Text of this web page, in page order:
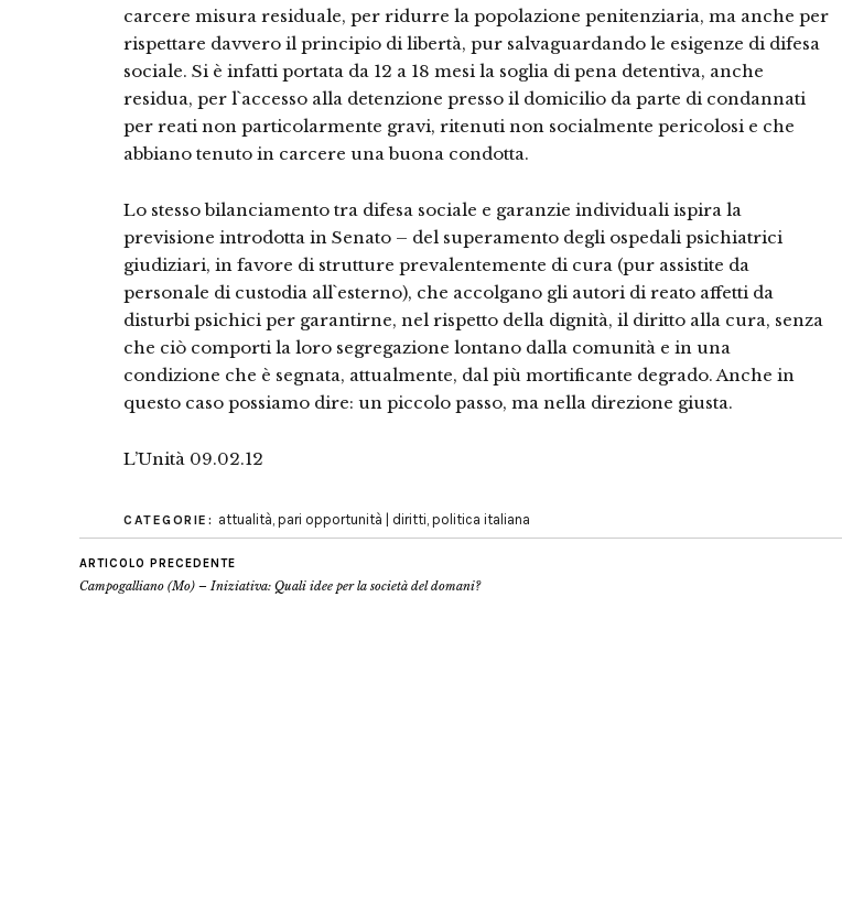
carcere misura residuale, per ridurre la popolazione penitenziaria, ma anche per
rispettare davvero il principio di libertà, pur salvaguardando le esigenze di difesa
sociale. Si è infatti portata da 12 a 18 mesi la soglia di pena detentiva, anche
residua, per l`accesso alla detenzione presso il domicilio da parte di condannati
per reati non particolarmente gravi, ritenuti non socialmente pericolosi e che
abbiano tenuto in carcere una buona condotta.
Lo stesso bilanciamento tra difesa sociale e garanzie individuali ispira la
previsione introdotta in Senato – del superamento degli ospedali psichiatrici
giudiziari, in favore di strutture prevalentemente di cura (pur assistite da
personale di custodia all`esterno), che accolgano gli autori di reato affetti da
disturbi psichici per garantirne, nel rispetto della dignità, il diritto alla cura, senza
che ciò comporti la loro segregazione lontano dalla comunità e in una
condizione che è segnata, attualmente, dal più mortificante degrado. Anche in
questo caso possiamo dire: un piccolo passo, ma nella direzione giusta.
L’Unità 09.02.12
CATEGORIE: attualità, pari opportunità | diritti, politica italiana
ARTICOLO PRECEDENTE
Campogalliano (Mo) – Iniziativa: Quali idee per la società del domani?